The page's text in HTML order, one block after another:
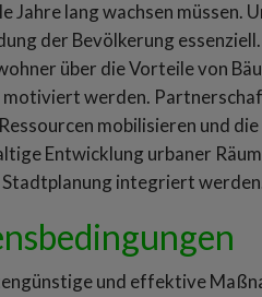
lang wachsen müssen.
der Bevölkerung
über die Vorteile von
werden.
mobilisieren und die
Entwicklung urbaner
Stadtplanung integriert
und effektive